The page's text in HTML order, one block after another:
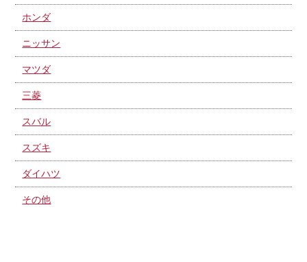
ホンダ
ニッサン
マツダ
三菱
スバル
スズキ
ダイハツ
その他